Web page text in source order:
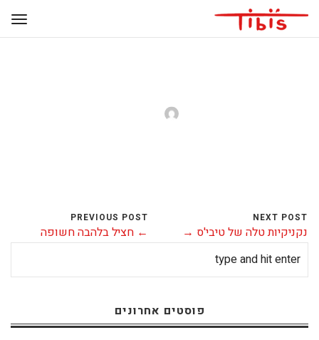
PREVIOUS POST
← חציל בלהבה חשופה
NEXT POST
נקניקיות טלה של טיבי'ס →
פוסטים אחרונים